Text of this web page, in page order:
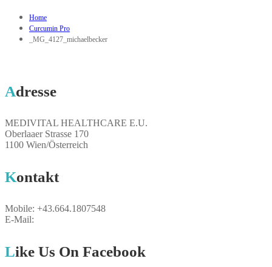
Home
Curcumin Pro
_MG_4127_michaelbecker
Adresse
MEDIVITAL HEALTHCARE E.U.
Oberlaaer Strasse 170
1100 Wien/Österreich
Kontakt
Mobile: +43.664.1807548
E-Mail:
Like Us On Facebook